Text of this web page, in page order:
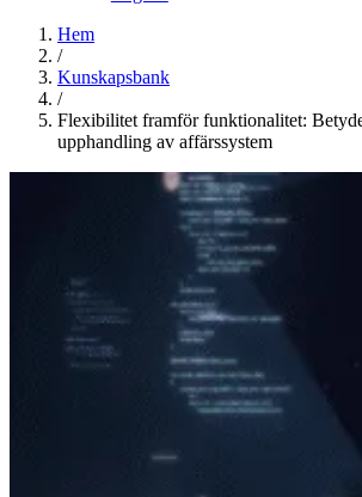
Hem
/
Kunskapsbank
/
Flexibilitet framför funktionalitet:
upphandling av affärssystem